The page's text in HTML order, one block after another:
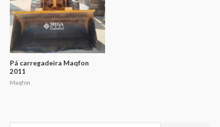
Pá carregadeira Maqfon
2011
Maqfon